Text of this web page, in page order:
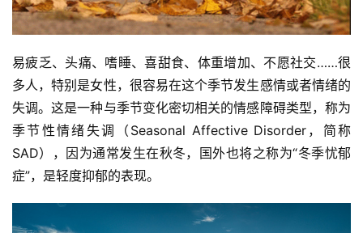
易疲乏、头痛、嗜睡、喜甜食、体重增加、不愿社交……很
多人，特别是女性，很容易在这个季节发生感情或者情绪的
失调。这是一种与季节变化密切相关的情感障碍类型，称为
季节性情绪失调（Seasonal Affective Disorder，简称
SAD），因为通常发生在秋冬，国外也将之称为“冬季忧郁
症”，是轻度抑郁的表现。